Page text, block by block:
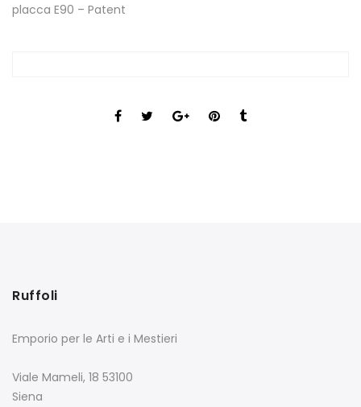
placca E90 – Patent
Ruffoli
Emporio per le Arti e i Mestieri
Viale Mameli, 18 53100
Siena